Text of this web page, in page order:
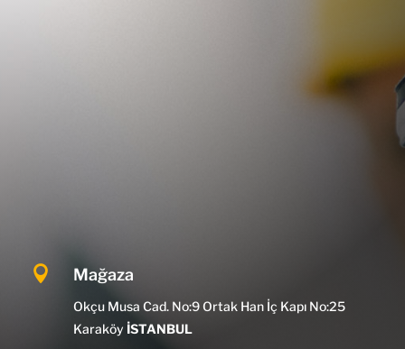
 Mağaza
Okçu Musa Cad. No:9 Ortak Han İç Kapı No:25
Karaköy İSTANBUL